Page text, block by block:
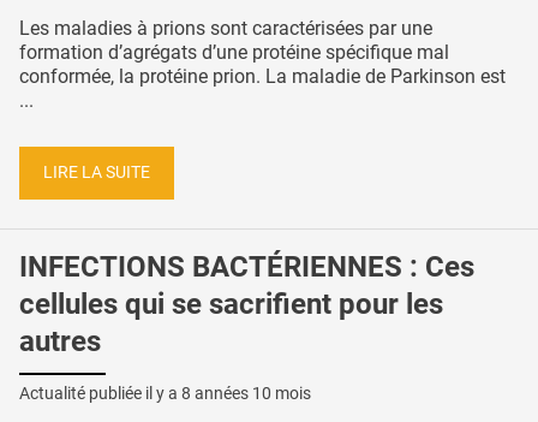
Les maladies à prions sont caractérisées par une
formation d’agrégats d’une protéine spécifique mal
conformée, la protéine prion. La maladie de Parkinson est
...
LIRE LA SUITE
INFECTIONS BACTÉRIENNES : Ces
cellules qui se sacrifient pour les
autres
Actualité publiée il y a 8 années 10 mois